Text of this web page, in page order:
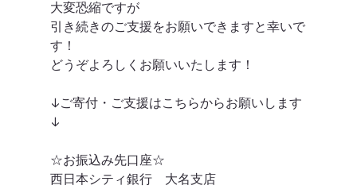
大変恐縮ですが
引き続きのご支援をお願いできますと幸いで
す！
どうぞよろしくお願いいたします！
↓ご寄付・ご支援はこちらからお願いします
↓
☆お振込み先口座☆
西日本シティ銀行　大名支店